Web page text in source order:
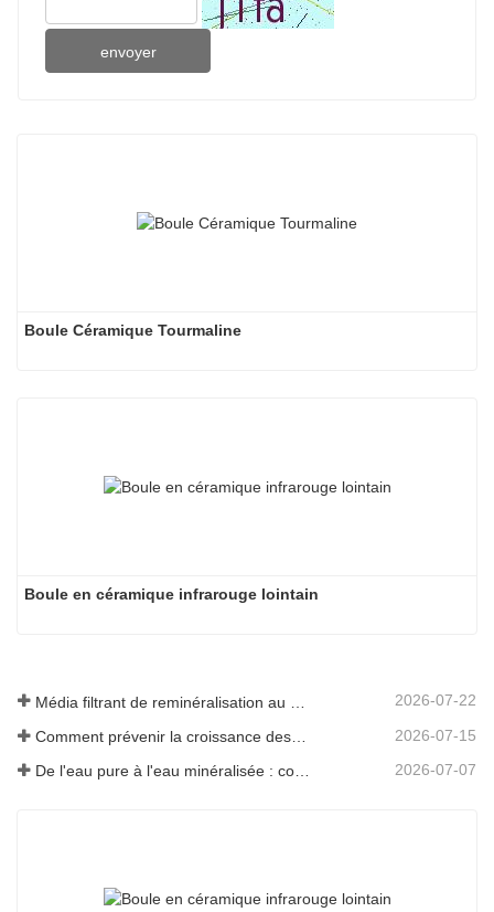
envoyer
Boule Céramique Tourmaline
Boule en céramique infrarouge lointain
2026-07-22
2026-07-15
De l'eau pure à l'eau minéralisée : comment ETERNAL WORLD mène l'ère de la minéralisation de l'eau potable en réseau 2026-07-07